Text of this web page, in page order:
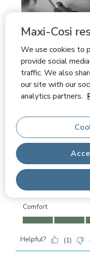
Maxi-Cosi
We use cookies to
provide social
traffic. We also
our site with our
analytics partners.
Quality, 5.0 out of 5
Ease of Use, 5.0 out
Comfort
Comfort, 5.0 out of 5
Helpful? (1)